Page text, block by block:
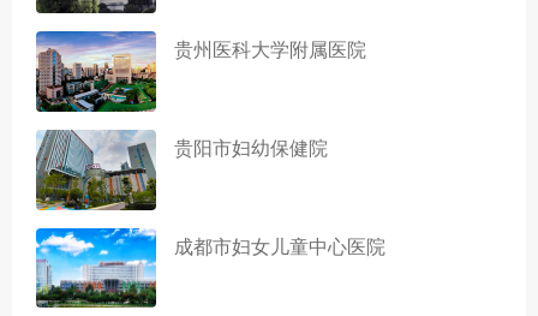
贵州医科大学附属医院
贵阳市妇幼保健院
成都市妇女儿童中心医院